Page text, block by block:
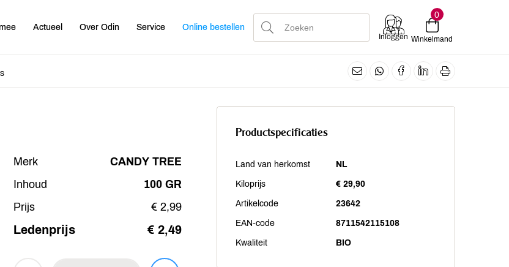
Actueel Over Odin Service Online bestellen
Inloggen
0
Winkelmand
Merk
CANDY TREE
Inhoud
100 GR
Prijs
€ 2,99
Ledenprijs € 2,49
Productspecificaties
Land van herkomst NL
Kiloprijs € 29,90
Artikelcode 23642
EAN-code 8711542115108
Kwaliteit BIO